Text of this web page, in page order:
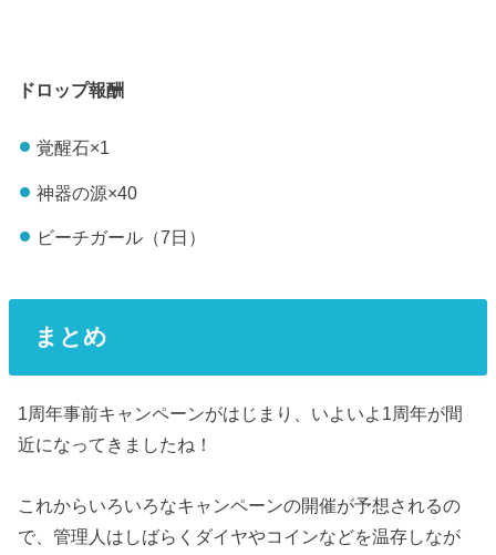
ドロップ報酬
覚醒石×1
神器の源×40
ビーチガール（7日）
まとめ
1周年事前キャンペーンがはじまり、いよいよ1周年が間
近になってきましたね！
これからいろいろなキャンペーンの開催が予想されるの
で、管理人はしばらくダイヤやコインなどを温存しなが